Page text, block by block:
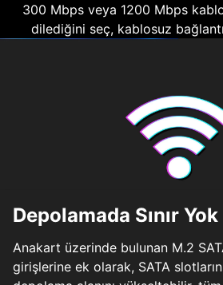
300 Mbps veya 1200 Mbps
dilediğini seç, kablosuz
Depolamada Sınır Yok
Anakart üzerinde bulunan M.2
girişlerine ek olarak, SATA